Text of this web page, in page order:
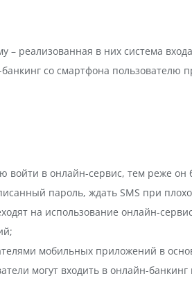
реализованная в них система
со смартфона пользователю
войти в онлайн-сервис, тем реже он
пароль, ждать SMS при
на использование онлайн-
мобильных приложений в
могут входить в онлайн-